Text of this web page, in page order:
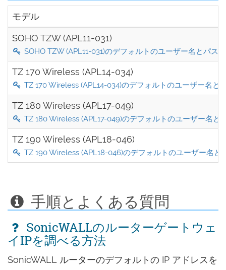
モデル
SOHO TZW (APL11-031)
SOHO TZW (APL11-031)のデフォルトのユーザー名とパス
TZ 170 Wireless (APL14-034)
TZ 170 Wireless (APL14-034)のデフォルトのユーザー名と
TZ 180 Wireless (APL17-049)
TZ 180 Wireless (APL17-049)のデフォルトのユーザー名と
TZ 190 Wireless (APL18-046)
TZ 190 Wireless (APL18-046)のデフォルトのユーザー名と
手順とよくある質問
SonicWALLのルーターゲートウェ
イIPを調べる方法
SonicWALL ルーターのデフォルトの IP アドレスを